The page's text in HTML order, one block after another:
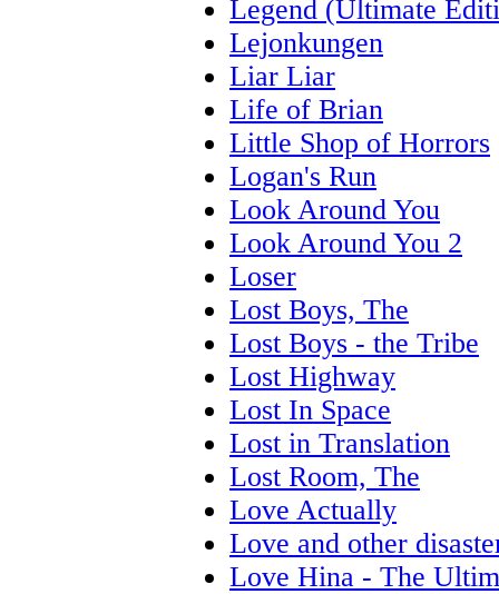
Legend (Ultimate
Lejonkungen
Liar Liar
Life of Brian
Little Shop of Horrors
Logan's Run
Look Around You
Look Around You 2
Loser
Lost Boys, The
Lost Boys - the Tribe
Lost Highway
Lost In Space
Lost in Translation
Lost Room, The
Love Actually
Love and other
Love Hina - The